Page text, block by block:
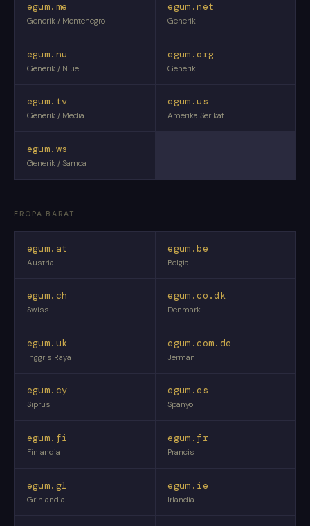
egum.me
Generik / Montenegro
egum.net
Generik
egum.nu
Generik / Niue
egum.org
Generik
egum.tv
Generik / Media
egum.us
Amerika Serikat
egum.ws
Generik / Samoa
EROPA BARAT
egum.at
Austria
egum.be
Belgia
egum.ch
Swiss
egum.co.dk
Denmark
egum.uk
Inggris Raya
egum.com.de
Jerman
egum.cy
Siprus
egum.es
Spanyol
egum.fi
Finlandia
egum.fr
Prancis
egum.gl
Grinlandia
egum.ie
Irlandia